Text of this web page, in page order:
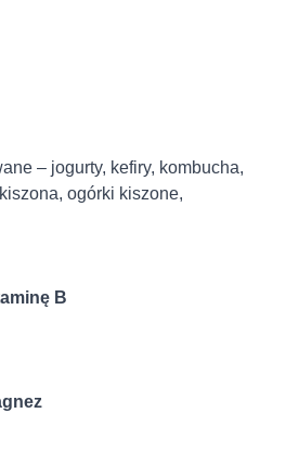
– jogurty, kefiry, kombucha,
ogórki kiszone,
B